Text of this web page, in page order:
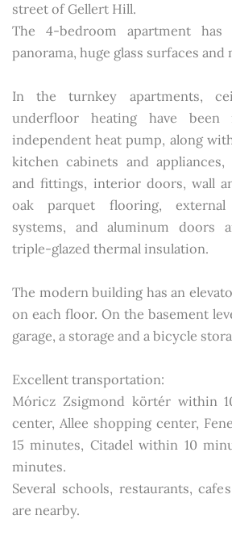
street of Gellert Hill.
The 4-bedroom apartment
panorama, huge glass surfaces
In the turnkey apartments,
underfloor heating have
independent heat pump, along
kitchen cabinets and
and fittings, interior doors, wall
oak parquet flooring,
systems, and aluminum doors
triple-glazed thermal insulation.
The modern building has an
on each floor. On the basement
garage, a storage and a bicycle
Excellent transportation:
Móricz Zsigmond körtér within
center, Allee shopping center,
15 minutes, Citadel within 10
minutes.
Several schools, restaurants,
are nearby.